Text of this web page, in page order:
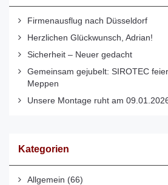
Firmenausflug nach Düsseldorf
Herzlichen Glückwunsch, Adrian!
Sicherheit – Neuer gedacht
Gemeinsam gejubelt: SIROTEC
Meppen
Unsere Montage ruht am
Kategorien
Allgemein (66)